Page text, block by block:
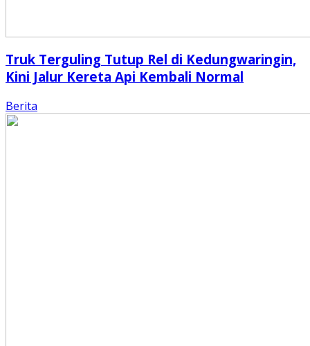
Truk Terguling Tutup Rel di Kedungwaringin,
Kini Jalur Kereta Api Kembali Normal
Berita